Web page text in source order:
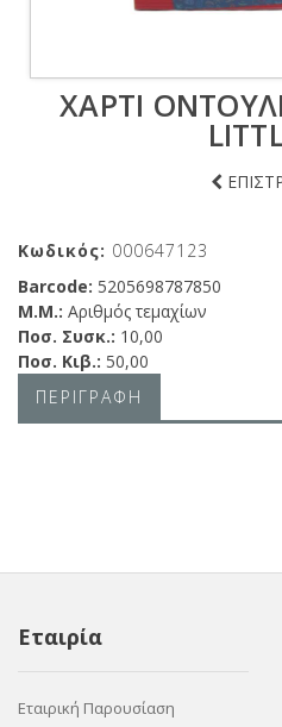
ΧΑΡΤΙ
Κωδικός: 000647123
Barcode: 5205698787850
Μ.Μ.: Αριθμός τεμαχίων
Ποσ. Συσκ.: 10,00
Ποσ. Κιβ.: 50,00
ΠΕΡΙΓΡΑΦΗ
Εταιρία
Εταιρική Παρουσίαση